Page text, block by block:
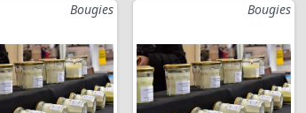
Bougies Bougies